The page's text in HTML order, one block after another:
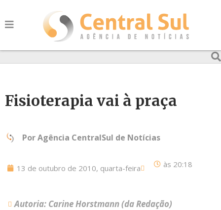
Fisioterapia vai à praça
PorAgência CentralSul de Notícias
13 de outubro de 2010, quarta-feira às 20:18
Autoria: Carine Horstmann (da Redação)